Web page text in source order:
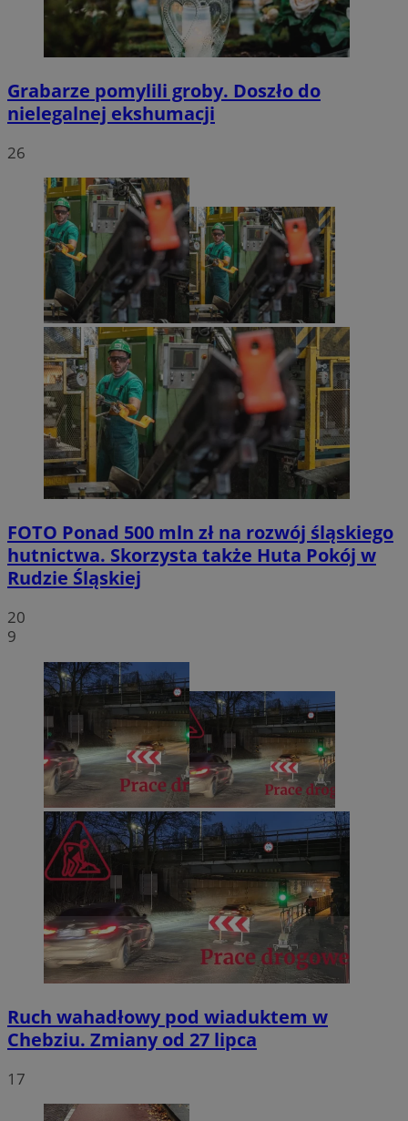
Grabarze pomylili groby. Doszło do
nielegalnej ekshumacji
26
FOTO Ponad 500 mln zł na rozwój śląskiego
hutnictwa. Skorzysta także Huta Pokój w
Rudzie Śląskiej
20
9
Ruch wahadłowy pod wiaduktem w
Chebziu. Zmiany od 27 lipca
17